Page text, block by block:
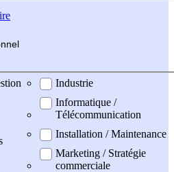
Industrie
Informatique /
Télécommunication
Installation / Maintenance
Marketing / Stratégie
commerciale